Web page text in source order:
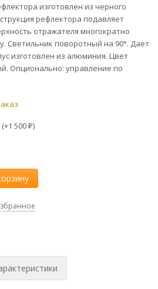
изготовлен из черного
рефлектора подавляет
отражателя многократно
Светильник поворотный на 90°. Дает
изготовлен из алюминия. Цвет
Опционально: управление по
1 500 ₽)